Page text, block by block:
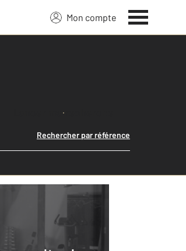
Mon compte
Lancer ma recherche
Rechercher par référence